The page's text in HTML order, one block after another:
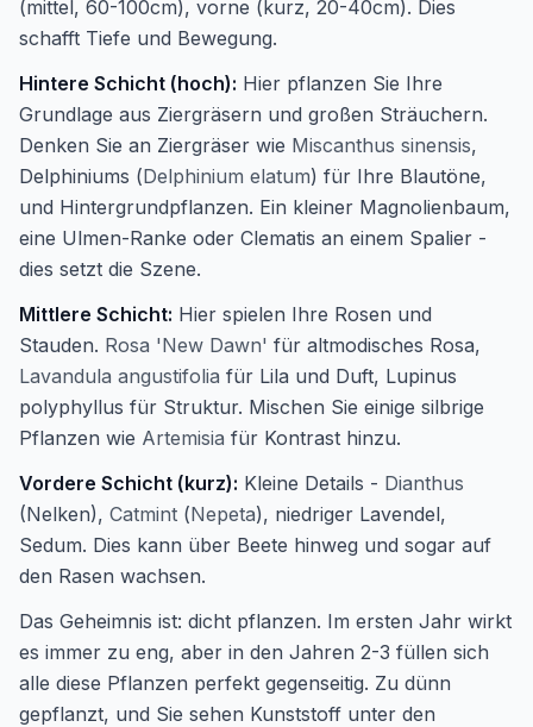
(mittel, 60-100cm), vorne (kurz, 20-40cm). Dies
schafft Tiefe und Bewegung.
Hintere Schicht (hoch): Hier pflanzen Sie Ihre
Grundlage aus Ziergräsern und großen Sträuchern.
Denken Sie an Ziergräser wie Miscanthus sinensis,
Delphiniums (Delphinium elatum) für Ihre Blautöne,
und Hintergrundpflanzen. Ein kleiner Magnolienbaum,
eine Ulmen-Ranke oder Clematis an einem Spalier -
dies setzt die Szene.
Mittlere Schicht: Hier spielen Ihre Rosen und
Stauden. Rosa 'New Dawn' für altmodisches Rosa,
Lavandula angustifolia für Lila und Duft, Lupinus
polyphyllus für Struktur. Mischen Sie einige silbrige
Pflanzen wie Artemisia für Kontrast hinzu.
Vordere Schicht (kurz): Kleine Details - Dianthus
(Nelken), Catmint (Nepeta), niedriger Lavendel,
Sedum. Dies kann über Beete hinweg und sogar auf
den Rasen wachsen.
Das Geheimnis ist: dicht pflanzen. Im ersten Jahr wirkt
es immer zu eng, aber in den Jahren 2-3 füllen sich
alle diese Pflanzen perfekt gegenseitig. Zu dünn
gepflanzt, und Sie sehen Kunststoff unter den